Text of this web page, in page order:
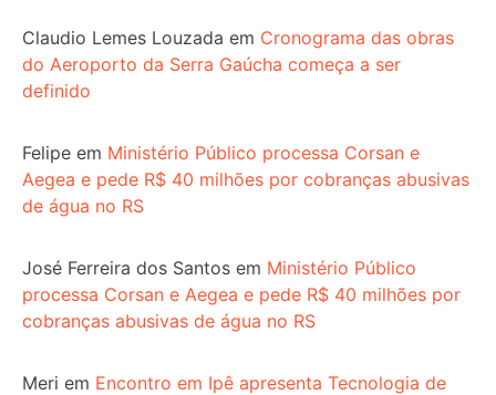
Claudio Lemes Louzada em Cronograma das obras
do Aeroporto da Serra Gaúcha começa a ser
definido
Felipe em Ministério Público processa Corsan e
Aegea e pede R$ 40 milhões por cobranças abusivas
de água no RS
José Ferreira dos Santos em Ministério Público
processa Corsan e Aegea e pede R$ 40 milhões por
cobranças abusivas de água no RS
Meri em Encontro em Ipê apresenta Tecnologia de